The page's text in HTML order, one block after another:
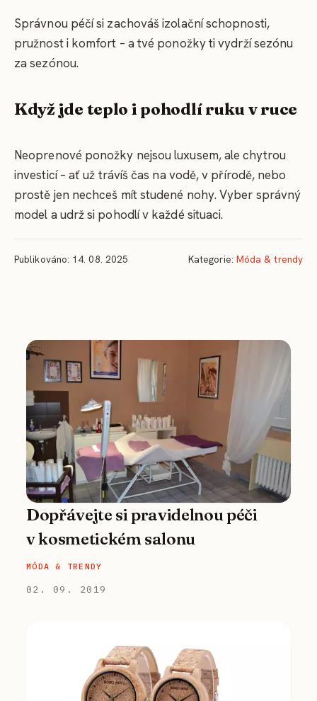
Správnou péčí si zachováš izolační schopnosti,
pružnost i komfort – a tvé ponožky ti vydrží sezónu
za sezónou.
Když jde teplo i pohodlí ruku v ruce
Neoprenové ponožky nejsou luxusem, ale chytrou
investicí – ať už trávíš čas na vodě, v přírodě, nebo
prostě jen nechceš mít studené nohy. Vyber správný
model a udrž si pohodlí v každé situaci.
Publikováno: 14. 08. 2025 Kategorie: Móda & trendy
Dopřávejte si pravidelnou péči
v kosmetickém salonu
MÓDA & TRENDY
02. 09. 2019